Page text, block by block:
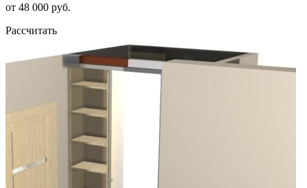
от 48 000 руб.
Рассчитать